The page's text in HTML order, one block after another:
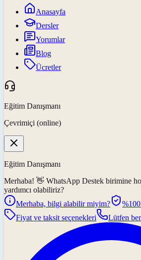
Anasayfa
Dersler
Yorumlar
Blog
Ücretler
Eğitim Danışmanı
Çevrimiçi (online)
Eğitim Danışmanı
Merhaba! 👋 WhatsApp Destek birimine
yardımcı olabiliriz?
Merhaba, bilgi alabilir miyim?
Fiyat ve taksit seçenekleri
Lütfen